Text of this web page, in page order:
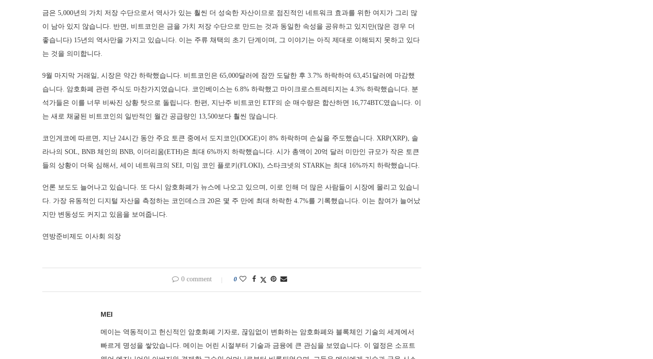
금은 5,000년의 가치 저장 수단으로서 역사가 있는 훨씬 더 성숙한 자산이므로 점진적인 네트워크 효과를 위한 여지가 그리 많
이 남아 있지 않습니다. 반면, 비트코인은 금을 가치 저장 수단으로 만드는 것과 동일한 속성을 공유하고 있지만(많은 경우 더
좋습니다) 15년의 역사만을 가지고 있습니다. 이는 주류 채택의 초기 단계이며, 그 이야기는 아직 제대로 이해되지 못하고 있다
는 것을 의미합니다.
9월 마지막 거래일, 시장은 약간 하락했습니다. 비트코인은 65,000달러에 잠깐 도달한 후 3.7% 하락하여 63,451달러에 마감했
습니다. 암호화폐 관련 주식도 마찬가지였습니다. 코인베이스는 6.8% 하락했고 마이크로스트레티지는 4.3% 하락했습니다. 분
석가들은 이를 너무 비싸진 상황 탓으로 돌립니다. 한편, 지난주 비트코인 ETF의 순 매수량은 합산하면 16,774BTC였습니다. 이
는 새로 채굴된 비트코인의 일반적인 월간 공급량인 13,500보다 훨씬 많습니다.
코인게코에 따르면, 지난 24시간 동안 주요 토큰 중에서 도지코인(DOGE)이 8% 하락하며 손실을 주도했습니다. XRP(XRP), 솔
라나의 SOL, BNB 체인의 BNB, 이더리움(ETH)은 최대 6%까지 하락했습니다. 시가 총액이 20억 달러 미만인 규모가 작은 토큰
들의 상황이 더욱 심해서, 세이 네트워크의 SEI, 미임 코인 플로키(FLOKI), 스타크넷의 STARK는 최대 16%까지 하락했습니다.
언론 보도도 늘어나고 있습니다. 또 다시 암호화폐가 뉴스에 나오고 있으며, 이로 인해 더 많은 사람들이 시장에 몰리고 있습니
다. 가장 유동적인 디지털 자산을 측정하는 코인데스크 20은 몇 주 만에 최대 하락한 4.7%를 기록했습니다. 이는 참여가 늘어났
지만 변동성도 커지고 있음을 보여줍니다.
연방준비제도 이사회 의장
0 comment 0
MEI
메이는 역동적이고 헌신적인 암호화폐 기자로, 끊임없이 변화하는 암호화폐와 블록체인 기술의 세계에서
빠르게 명성을 쌓았습니다. 메이는 어린 시절부터 기술과 금융에 큰 관심을 보였습니다. 이 열정은 소프트